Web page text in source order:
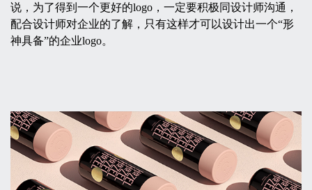
说，为了得到一个更好的logo，一定要积极同设计师沟通，
配合设计师对企业的了解，只有这样才可以设计出一个“形
神具备”的企业logo。